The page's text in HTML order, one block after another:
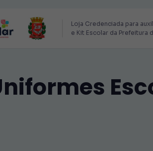
Loja Credenciada para
e Kit Escolar da Prefeitura